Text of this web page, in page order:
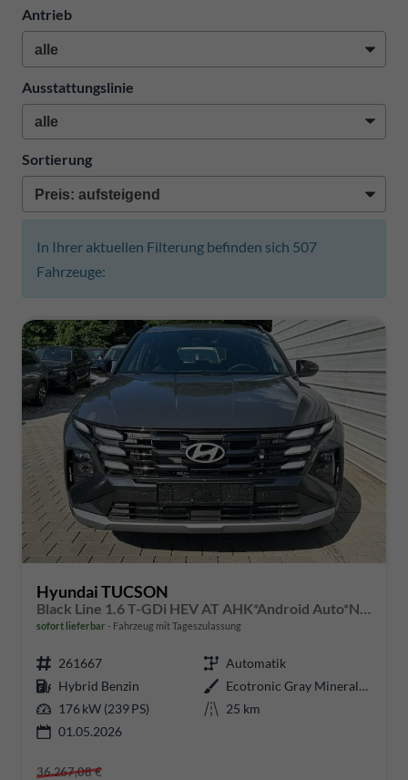
Antrieb
Ausstattungslinie
Sortierung
In Ihrer aktuellen Filterung befinden sich 507
Fahrzeuge:
Hyundai TUCSON
sofort lieferbar Fahrzeug mit Tageszulassung
261667
Automatik
Hybrid Benzin
Ecotronic Gray Mineraleffekt
176 kW (239 PS)
25 km
01.05.2026
36.267,08 €